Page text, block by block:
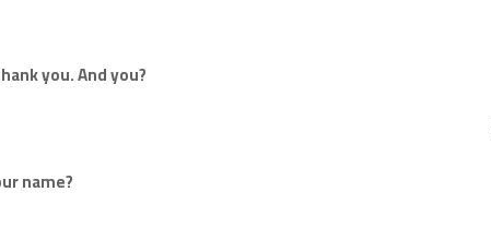
you. And you?
name?